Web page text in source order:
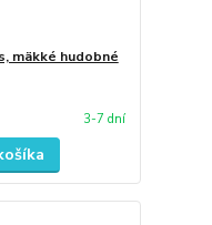
mäkké hudobné
3-7 dní